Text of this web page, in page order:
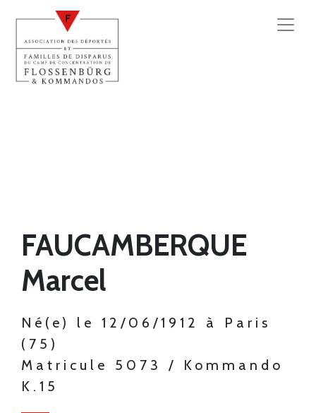
FAUCAMBERQUE
Marcel
Né(e) le 12/06/1912 à Paris
(75)
Matricule 5073 / Kommando
K.15